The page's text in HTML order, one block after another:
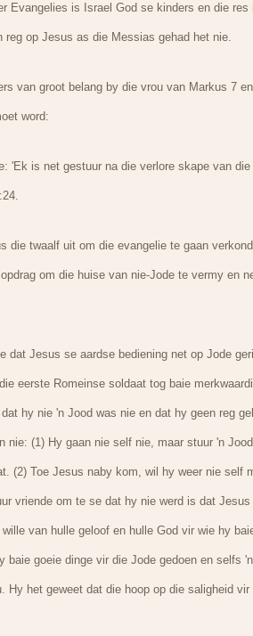
Evangelies is Israel God se kinders en die res
reg op Jesus as die Messias gehad het nie.
van groot belang by die vrou van Markus 7 en
word:
'Ek is net gestuur na die verlore skape van die
die twaalf uit om die evangelie te gaan
om die huise van nie-Jode te vermy en
dat Jesus se aardse bediening net op Jode
eerste Romeinse soldaat tog baie
hy nie 'n Jood was nie en dat hy geen reg
nie: (1) Hy gaan nie self nie, maar stuur 'n Jood
(2) Toe Jesus naby kom, wil hy weer nie self
vriende om te se dat hy nie werd is dat Jesus
van hulle geloof en hulle God vir wie hy
baie goeie dinge vir die Jode gedoen en selfs 'n
Hy het geweet dat die hoop op die saligheid vir